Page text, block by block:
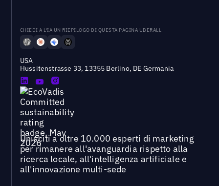
CHIEDI A L'IA UN RIEPILOGO DI QUESTA PAGINA UBERALL
USA
Hussitenstrasse 33, 13355 Berlino, DE Germania
Unisciti a oltre 10.000 esperti di marketing
per rimanere all'avanguardia rispetto alla
ricerca locale, all'intelligenza artificiale e
all'innovazione multi-sede